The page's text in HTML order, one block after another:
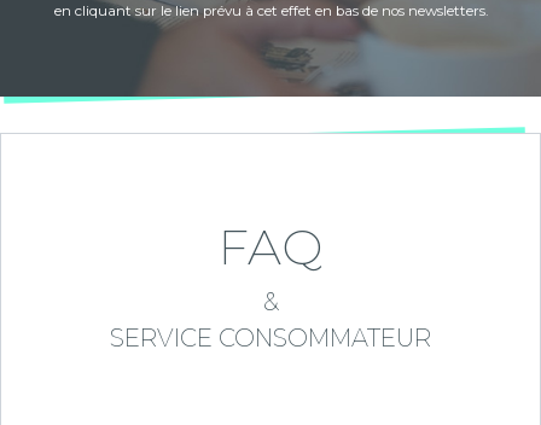
en cliquant sur le lien prévu à cet effet en bas de nos newsletters.
FAQ
&
SERVICE CONSOMMATEUR